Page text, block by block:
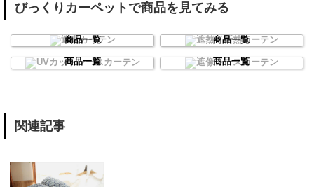
びっくりカーペットで商品を見てみる
商品一覧
商品一覧
商品一覧
商品一覧
関連記事